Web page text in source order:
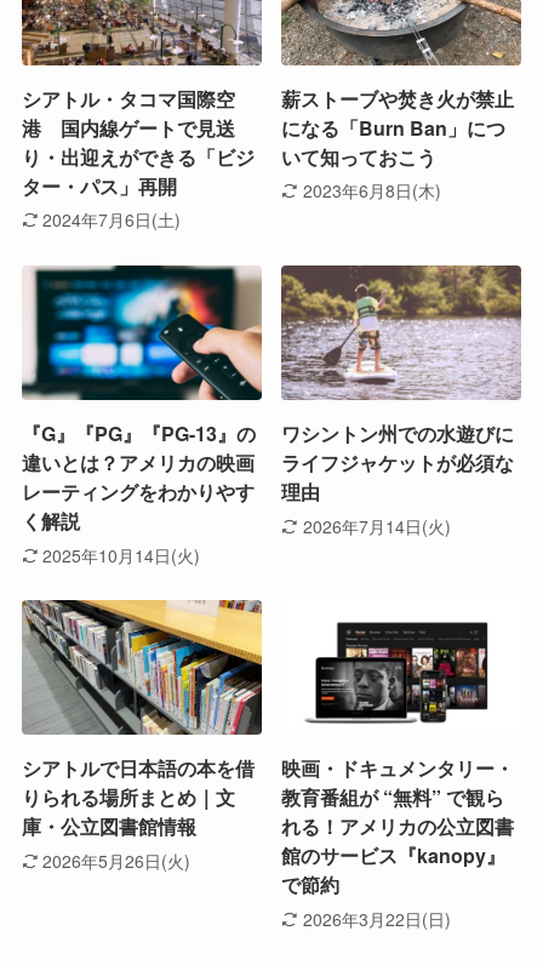
シアトル・タコマ国際空
港 国内線ゲートで見送
り・出迎えができる「ビジ
ター・パス」再開
2024年7月6日(土)
薪ストーブや焚き火が禁止
になる「Burn Ban」につ
いて知っておこう
2023年6月8日(木)
『G』『PG』『PG-13』の
違いとは？アメリカの映画
レーティングをわかりやす
く解説
2025年10月14日(火)
ワシントン州での水遊びに
ライフジャケットが必須な
理由
2026年7月14日(火)
シアトルで日本語の本を借
りられる場所まとめ｜文
庫・公立図書館情報
2026年5月26日(火)
映画・ドキュメンタリー・
教育番組が “無料” で観ら
れる！アメリカの公立図書
館のサービス『kanopy』
で節約
2026年3月22日(日)